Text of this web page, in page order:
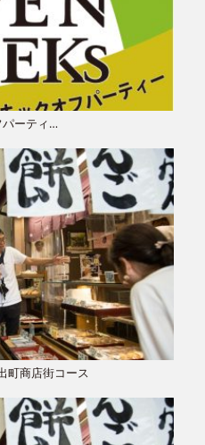
パーティ…
町商店街コース